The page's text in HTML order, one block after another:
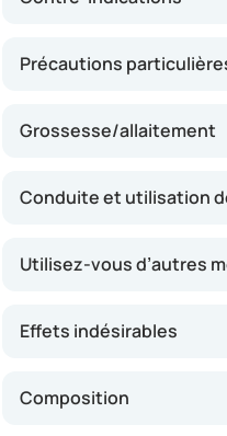
Précautions
Grossesse/allaitement
Conduite et utilisation
Utilisez-vous d’autres
Effets indésirables
Composition